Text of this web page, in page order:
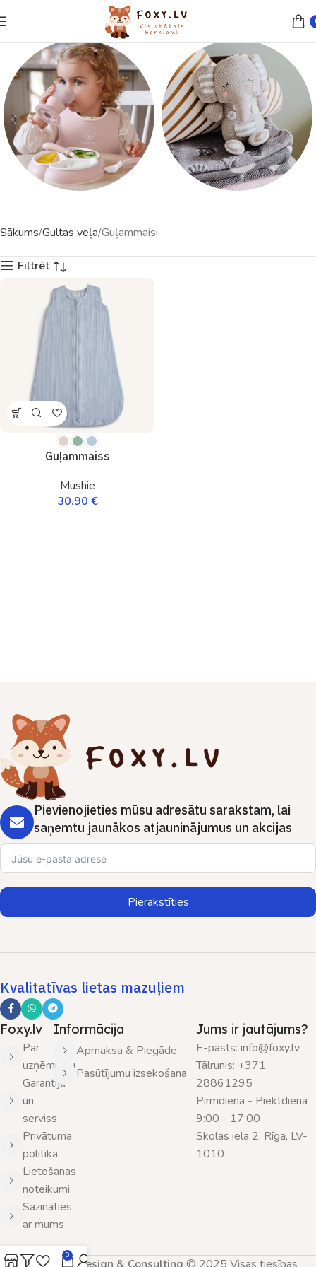
23 preces
Sākums Gultas veļa Guļammaisi
Filtrēt
Guļammaiss
Mushie
30.90 €
Pievienojieties mūsu adresātu sarakstam, lai
saņemtu jaunākos atjauninājumus un akcijas
Pierakstīties
Kvalitatīvas lietas mazuļiem
Foxy.lv
Par
uzņēmumu
Garantija
un
serviss
Privātuma
politika
Lietošanas
noteikumi
Sazināties
ar mums
Informācija
Apmaksa & Piegāde
Pasūtījumu izsekošana
Jums ir jautājums?
E-pasts: info@foxy.lv
Tālrunis: +371
28861295
Pirmdiena - Piektdiena
9:00 - 17:00
Skolas iela 2, Rīga, LV-
1010
0